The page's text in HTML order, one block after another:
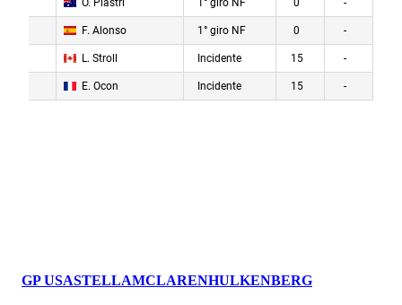
GP USASTELLAMCLARENHULKENBERG